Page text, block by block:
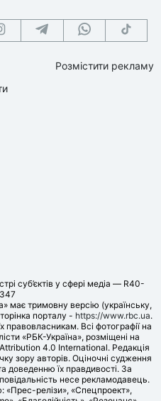
Розмістити рекламу
суб’єктів у сфері медіа — R40-
має тримовну версію (українську,
порталу - https://www.rbc.ua.
правовласникам. Всі фотографії на
«РБК-Україна», розміщені на
4.0 International. Редакція
зору авторів. Оціночні судження
доведенню їх правдивості. За
несе рекламодавець.
«Прес-релізи», «Спецпроект»,